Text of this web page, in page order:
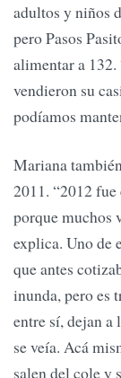
adultos y niños
pero Pasos
alimentar a
vendieron su
podíamos
Mariana
2011. “2012
porque muchos
explica. Uno de
que antes
inunda, pero es
entre sí, dejan a
se veía. Acá
salen del cole y